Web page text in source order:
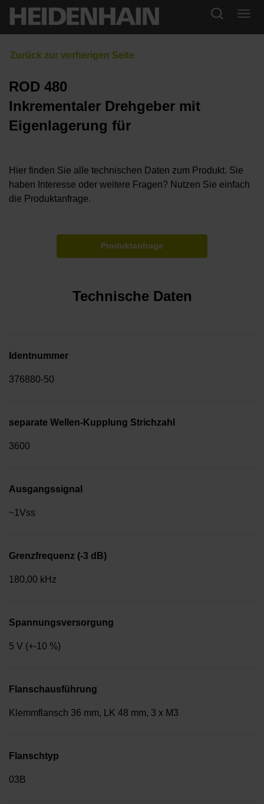
ROD 480
Inkrementaler Drehgeber mit
Eigenlagerung für
Hier finden Sie alle technischen Daten zum Produkt. Sie
haben Interesse oder weitere Fragen? Nutzen Sie einfach
die Produktanfrage.
Produktanfrage
Technische Daten
Identnummer
376880-50
separate Wellen-Kupplung Strichzahl
3600
Ausgangssignal
~1Vss
Grenzfrequenz (-3 dB)
180,00 kHz
Spannungsversorgung
5 V (+-10 %)
Flanschausführung
Klemmflansch 36 mm, LK 48 mm, 3 x M3
Flanschtyp
03B